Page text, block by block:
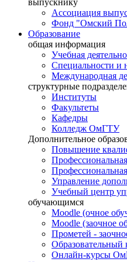
выпускнику
Ассоциация
Фонд "Омский
Образование
общая информация
Учебная
Специальности и
Международная
структурные
Институты
Факультеты
Кафедры
Колледж ОмГТУ
Дополнительное
Повышение
Управление
Учебный центр
обучающимся
Moodle (очное
Moodle (заочное
Прометей -
Образовательный
Онлайн-курсы